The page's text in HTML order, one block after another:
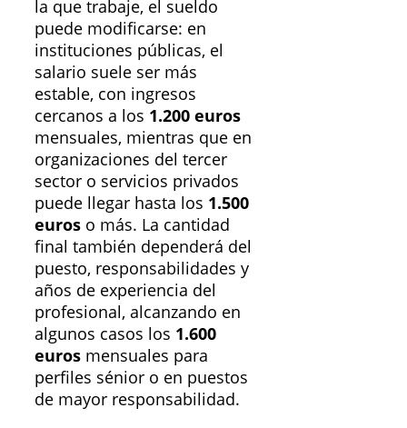
la que trabaje, el sueldo
puede modificarse: en
instituciones públicas, el
salario suele ser más
estable, con ingresos
cercanos a los 1.200 euros
mensuales, mientras que en
organizaciones del tercer
sector o servicios privados
puede llegar hasta los 1.500
euros o más. La cantidad
final también dependerá del
puesto, responsabilidades y
años de experiencia del
profesional, alcanzando en
algunos casos los 1.600
euros mensuales para
perfiles sénior o en puestos
de mayor responsabilidad.